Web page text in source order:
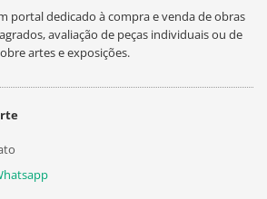
portal dedicado à compra e venda de obras
avaliação de peças individuais ou de
artes e exposições.